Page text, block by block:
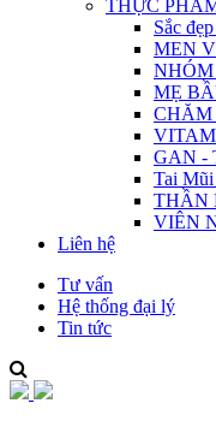
THỰC
Sắc
MEN
MẸ
CHĂM
GAN -
Tai
THẦN
VIÊN
Liên hệ
Tư vấn
Hệ thống đại lý
Tin tức